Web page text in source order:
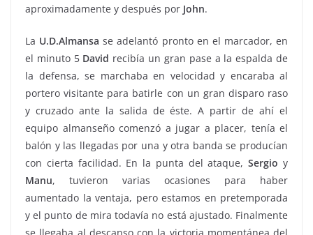
aproximadamente y después por John.
La U.D.Almansa se adelantó pronto en el marcador, en
el minuto 5 David recibía un gran pase a la espalda de
la defensa, se marchaba en velocidad y encaraba al
portero visitante para batirle con un gran disparo raso
y cruzado ante la salida de éste. A partir de ahí el
equipo almanseño comenzó a jugar a placer, tenía el
balón y las llegadas por una y otra banda se producían
con cierta facilidad. En la punta del ataque,Sergio y
Manu, tuvieron varias ocasiones para haber
aumentado la ventaja, pero estamos en pretemporada
y el punto de mira todavía no está ajustado. Finalmente